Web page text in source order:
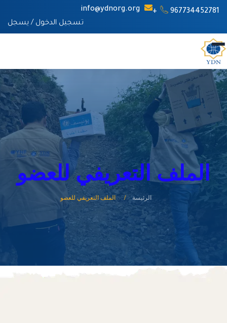
967734452781+
info@ydnorg.org
تسجيل الدخول / يسجل
الملف التعريفي للعضو
الرئيسة الملف التعريفي للعضو